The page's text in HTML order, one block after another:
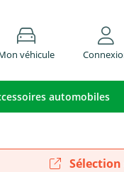
véhicule
automobiles